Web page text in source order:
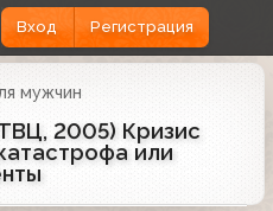
Вход Регистрация
мужчин
2005) Кризис
или